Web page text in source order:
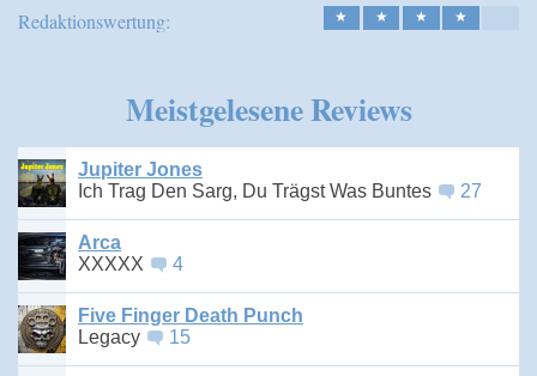
Redaktionswertung: ★ ★ ★ ★
Meistgelesene Reviews
Jupiter Jones
Ich Trag Den Sarg, Du Trägst Was Buntes
27
Arca
XXXXX
4
Five Finger Death Punch
Legacy
15